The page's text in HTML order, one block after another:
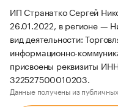
ИП Странатко Сергей
26.01.2022, в регионе —
вид деятельности:
информационно-
присвоены реквизиты
322527500010203.
Данные получены из